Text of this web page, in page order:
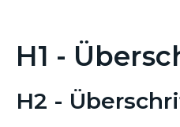
H1 -
H2 -